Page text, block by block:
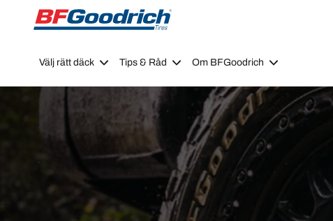
Go to page content
Go to page navigation
Välj rätt däck Tips & Råd Om BFGoodrich